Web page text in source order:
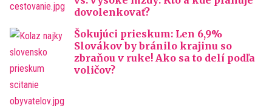
dovolenkovať?
Šokujúci prieskum: Len 6,9%
Slovákov by bránilo krajinu so
zbraňou v ruke! Ako sa to delí podľa
voličov?